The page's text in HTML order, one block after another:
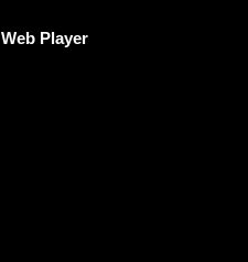
Web Player
tab)in a new tab)